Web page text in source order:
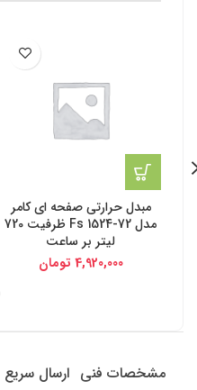
مبدل حرارتی صفحه ای کامر
مدل Fs 1524-72 ظرفیت 720
لیتر بر ساعت
4,920,000 تومان
مشخصات فنی ارسال سریع